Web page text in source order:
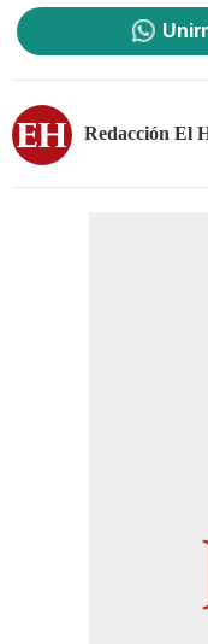
Redacción El